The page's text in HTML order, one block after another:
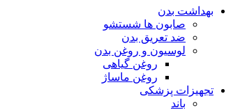
بهداشت بدن
صابون ها شستشو
ضد تعریق بدن
لوسیون و روغن بدن
روغن گیاهی
روغن ماساژ
تجهیزات پزشکی
باند